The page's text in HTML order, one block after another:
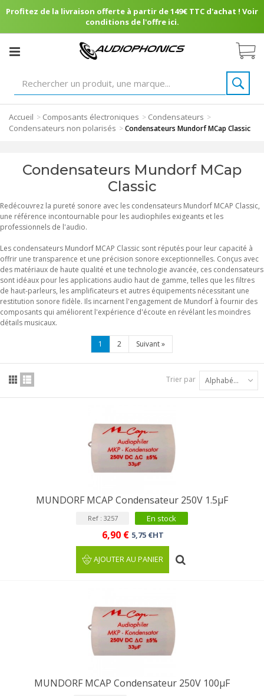
Profitez de la livraison offerte à partir de 149€ TTC d'achat ! Voir
conditions de l'offre ici.
Accueil > Composants électroniques > Condensateurs >
Condensateurs non polarisés >Condensateurs Mundorf MCap Classic
Condensateurs Mundorf MCap
Classic
Redécouvrez la pureté sonore avec les condensateurs Mundorf MCAP Classic,
une référence incontournable pour les audiophiles exigeants et les
professionnels de l'audio.
Les condensateurs Mundorf MCAP Classic sont réputés pour leur capacité à
offrir une transparence et une précision sonore exceptionnelles. Conçus avec
des matériaux de haute qualité et une technologie avancée, ces condensateurs
sont idéaux pour les applications audio haut de gamme, telles que les filtres
de haut-parleurs, les amplificateurs et autres équipements nécessitant une
restitution sonore fidèle. Ils incarnent l'engagement de Mundorf à fournir des
composants qui améliorent l'expérience d'écoute en révélant les moindres
détails musicaux.
1 2 Suivant»
Trier par Alphabétique : A à Z
MUNDORF MCAP Condensateur 250V 1.5µF
Ref : 3257 En stock
6,90 € 5,75 €HT
AJOUTER AU PANIER
MUNDORF MCAP Condensateur 250V 100µF